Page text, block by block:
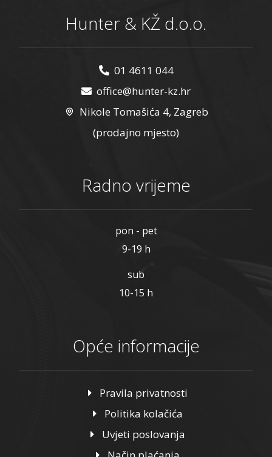
Hunter & KŽ d.o.o.
01 4611 044
office@hunter-kz.hr
Nikole Tomašića 4, Zagreb
(prodajno mjesto)
Radno vrijeme
pon - pet
9-19 h
sub
10-15 h
Opće informacije
Pravila privatnosti
Politika kolačića
Uvjeti poslovanja